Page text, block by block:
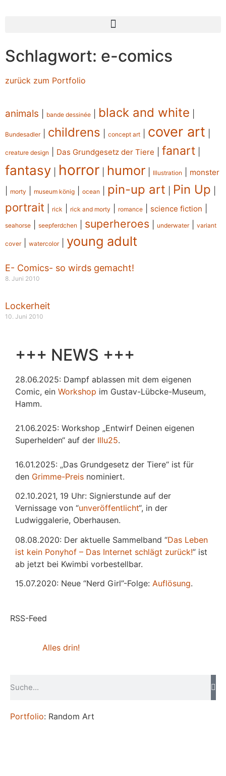
Schlagwort: e-comics
zurück zum Portfolio
animals bande dessinée black and white
Bundesadler| childrens concept art cover art
creature design Das Grundgesetz der Tiere fanart
fantasy horror humor Illustration monster
morty museum könig ocean pin-up art Pin Up
portrait rick rick and morty romance science fiction
seahorse seepferdchen superheroes underwater| variant
cover| watercolor| young adult
E- Comics- so wirds gemacht!
8. Juni 2010
Lockerheit
10. Juni 2010
+++ NEWS +++
28.06.2025: Dampf ablassen mit dem eigenen
Comic, ein Workshop im Gustav-Lübcke-Museum,
Hamm.
21.06.2025: Workshop „Entwirf Deinen eigenen
Superhelden“ auf der Illu25.
16.01.2025: „Das Grundgesetz der Tiere“ ist für
den Grimme-Preis nominiert.
02.10.2021, 19 Uhr: Signierstunde auf der
Vernissage von “unveröffentlicht“, in der
Ludwiggalerie, Oberhausen.
08.08.2020: Der aktuelle Sammelband “Das Leben
ist kein Ponyhof – Das Internet schlägt zurück!” ist
ab jetzt bei Kwimbi vorbestellbar.
15.07.2020: Neue “Nerd Girl”-Folge: Auflösung.
RSS-Feed
Alles drin!
Portfolio: Random Art